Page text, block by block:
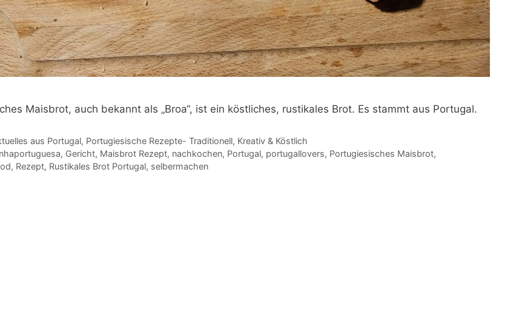
Maisbrot, auch bekannt als „Broa“, ist ein köstliches, rustikales Brot. Es stammt aus Portugal.
aus Portugal, Portugiesische Rezepte- Traditionell, Kreativ & Köstlich
, Gericht, Maisbrot Rezept, nachkochen, Portugal, portugallovers, Portugiesisches Maisbrot,
, Rezept, Rustikales Brot Portugal, selbermachen